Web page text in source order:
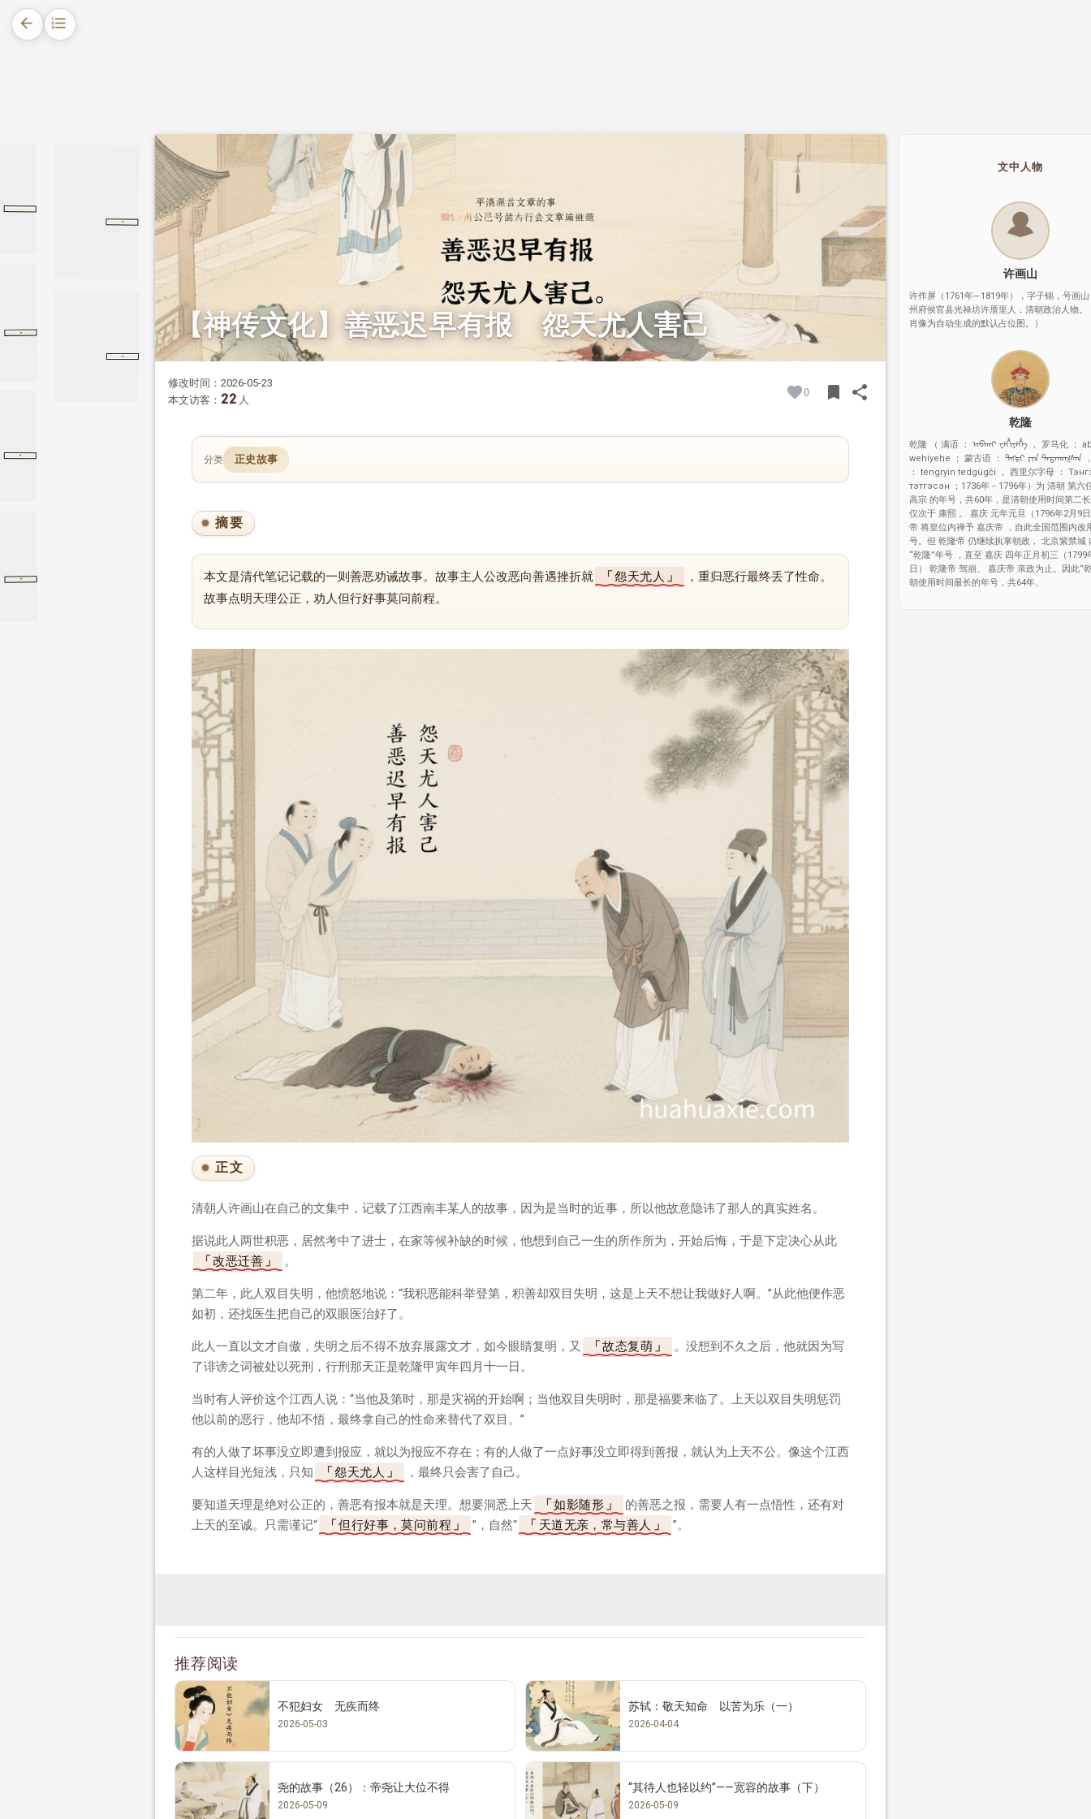
arrow_back format_list_numbered
七十九章
·
第七十九章
问
·
德林传
·
李德林传
姑妄听之三
阅微草堂笔记
·
姑妄听之三
任法
·
【神传文化】善恶迟早有报 怨天尤人害己
修改时间：2026-05-23
本文访客： 22 人
0 bookmarkBOOKMARK
shareSHARE
分类 正史故事
摘要
本文是清代笔记记载的一则善恶劝诫故事。故事主人公改恶向善遇挫折就 怨天尤人
，重归恶行最终丢了性命。
故事点明天理公正，劝人但行好事莫问前程。
正文
清朝人许画山在自己的文集中，记载了江西南丰某人的故事，因为是当时的近事，所以他故意隐讳了那人的真实姓名。
据说此人两世积恶，居然考中了进士，在家等候补缺的时候，他想到自己一生的所作所为，开始后悔，于是下定决心从此
改恶迁善
。
第二年，此人双目失明，他愤怒地说：“我积恶能科举登第，积善却双目失明，这是上天不想让我做好人啊。”从此他便作恶
如初，还找医生把自己的双眼医治好了。
此人一直以文才自傲，失明之后不得不放弃展露文才，如今眼睛复明，又 故态复萌
。没想到不久之后，他就因为写
了诽谤之词被处以死刑，行刑那天正是乾隆甲寅年四月十一日。
当时有人评价这个江西人说：“当他及第时，那是灾祸的开始啊；当他双目失明时，那是福要来临了。上天以双目失明惩罚
他以前的恶行，他却不悟，最终拿自己的性命来替代了双目。”
有的人做了坏事没立即遭到报应，就以为报应不存在；有的人做了一点好事没立即得到善报，就认为上天不公。像这个江西
人这样目光短浅，只知
怨天尤人 ，最终只会害了自己。
要知道天理是绝对公正的，善恶有报本就是天理。想要洞悉上天 如影随形
的善恶之报，需要人有一点悟性，还有对
上天的至诚。只需谨记“
但行好事，莫问前程 ”，自然“ 天道无亲，常与善人 ”。
推荐阅读
不犯妇女 无疾而终
2026-05-03
苏轼：敬天知命 以苦为乐（一）
2026-04-04
尧的故事（26）：帝尧让大位不得
2026-05-09
“其待人也轻以约”——宽容的故事（下）
2026-05-09
文中人物
许画山
许作屏（1761年—1819年），字子锦，号画
州府侯官县光禄坊许厝里人，清朝政治人物。
肖像为自动生成的默认占位图。）
乾隆
乾隆 （ 满语 ： ᠠᠪᡴᠠᡳ ᠸᡝᡥᡳᠶᡝᡥᡝ ， 罗马化 ：
wehiyehe ； 蒙古语 ： ᠲᠩᠷᠢ ᠶᠢᠨ ᠲᠡᠳᠭᠦᠭᠰᠡᠨ
： tengryin tedgügči ， 西里尔字母 ：
тэтгэсэн ；1736年－1796年）为 清朝 第六
高宗 的年号，共60年，是清朝使用时间第二
仅次于 康熙 。 嘉庆 元年元旦（1796年2月9
帝 将皇位内禅予 嘉庆帝 ，自此全国范围内改
号。但 乾隆帝 仍继续执掌朝政， 北京紫禁城
“乾隆”年号 ，直至 嘉庆 四年正月初三（1799
日） 乾隆帝 驾崩、 嘉庆帝 亲政为止。因此“
朝使用时间最长的年号，共64年。